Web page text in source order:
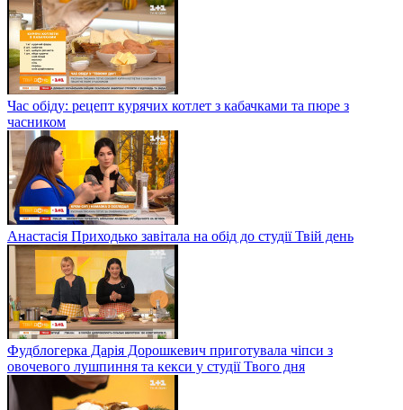
Час обіду: рецепт курячих котлет з кабачками та пюре з
часником
Анастасія Приходько завітала на обід до студії Твій день
Фудблогерка Дарія Дорошкевич приготувала чіпси з
овочевого лушпиння та кекси у студії Твого дня